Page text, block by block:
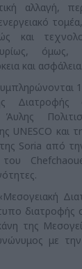
αλλαγή,
και
όμως,
και ασφάλεια.
Διατροφής
UNESCO και
Soria από
του
διατροφής
της
με την